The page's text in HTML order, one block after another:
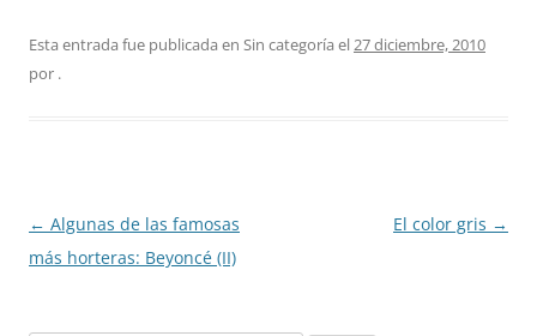
Esta entrada fue publicada en Sin categoría el27 diciembre, 2010
por .
Navegación
de
← Algunas de las famosas
más horteras: Beyoncé (II)
El color gris →